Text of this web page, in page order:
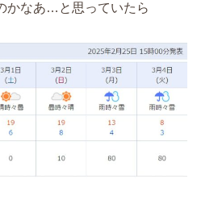
かなあ…と思っていたら